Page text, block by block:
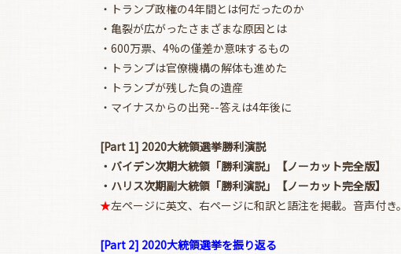
・トランプ政権の4年間とは何だったのか
・亀裂が広がったさまざまな原因とは
・600万票、4%の僅差か意味するもの
・トランプは官僚機構の解体も進めた
・トランプが残した負の遺産
・マイナスからの出発--答えは4年後に
[Part 1] 2020大統領選挙勝利演説
・バイデン次期大統領「勝利演説」【ノーカット完全版】
・ハリス次期副大統領「勝利演説」【ノーカット完全版】
★左ページに英文、右ページに和訳と語注を掲載。音声付き。
[Part 2] 2020大統領選挙を振り返る